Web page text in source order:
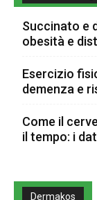
Succinato e
obesità e
Esercizio
demenza e
Come il
il tempo: i
Dermakos